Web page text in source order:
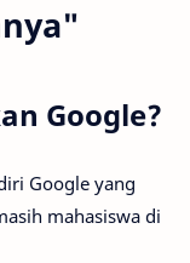
Google?
Google yang
mahasiswa di